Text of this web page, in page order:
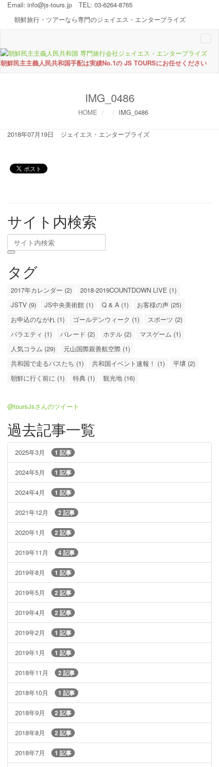
Email: info@js-tours.jp
TEL: 03-6264-8765
朝鮮旅行・ツアーなら専門のジェイエス・エンタープライズ
朝鮮民主主義人民共和国手配は実績No.1の JS TOURSにお任せください
IMG_0486
HOME IMG_0486
2018年07月19日 ジェイエス・エンタープライズ
サイト内検索
タグ
2017年カレンダー (2)
2018-2019COUNTDOWN LIVE (1)
JSTV (9)
JS中央美術館 (1) Q & A (1)
お客様の声 (25)
お申込のながれ (1)
ゴールデンウィーク (1)
スポーツ (2)
バラエティ (1)
パレード (2) ホテル (2)
マスゲーム (1)
人気コラム (29)
元山国際親善航空際 (1)
共和国で走るバスたち (1)
共和国イベント速報！ (1)
平壌 (2)
朝鮮に行く前に (1)
特典 (1) 観光地 (16)
@toursJsさんのツイート
過去記事一覧
2025年3月 1 記事
2024年5月 1 記事
2024年4月 1 記事
2021年12月 2 記事
2020年1月 2 記事
2019年11月 4 記事
2019年8月 1 記事
2019年5月 2 記事
2019年4月 2 記事
2019年2月 1 記事
2019年1月 1 記事
2018年11月 2 記事
2018年10月 1 記事
2018年9月 2 記事
2018年8月 2 記事
2018年7月 1 記事